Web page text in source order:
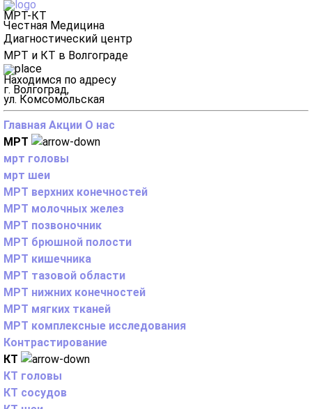
МРТ-КТ
Честная Медицина
Диагностический центр
МРТ и КТ в Волгограде
Находимся по адресу
г. Волгоград,
ул. Комсомольская
Главная Акции О нас
МРТ
мрт головы
мрт шеи
МРТ верхних конечностей
МРТ молочных желез
МРТ позвоночник
МРТ брюшной полости
МРТ кишечника
МРТ тазовой области
МРТ нижних конечностей
МРТ мягких тканей
МРТ комплексные исследования
Контрастирование
КТ
КТ головы
КТ сосудов